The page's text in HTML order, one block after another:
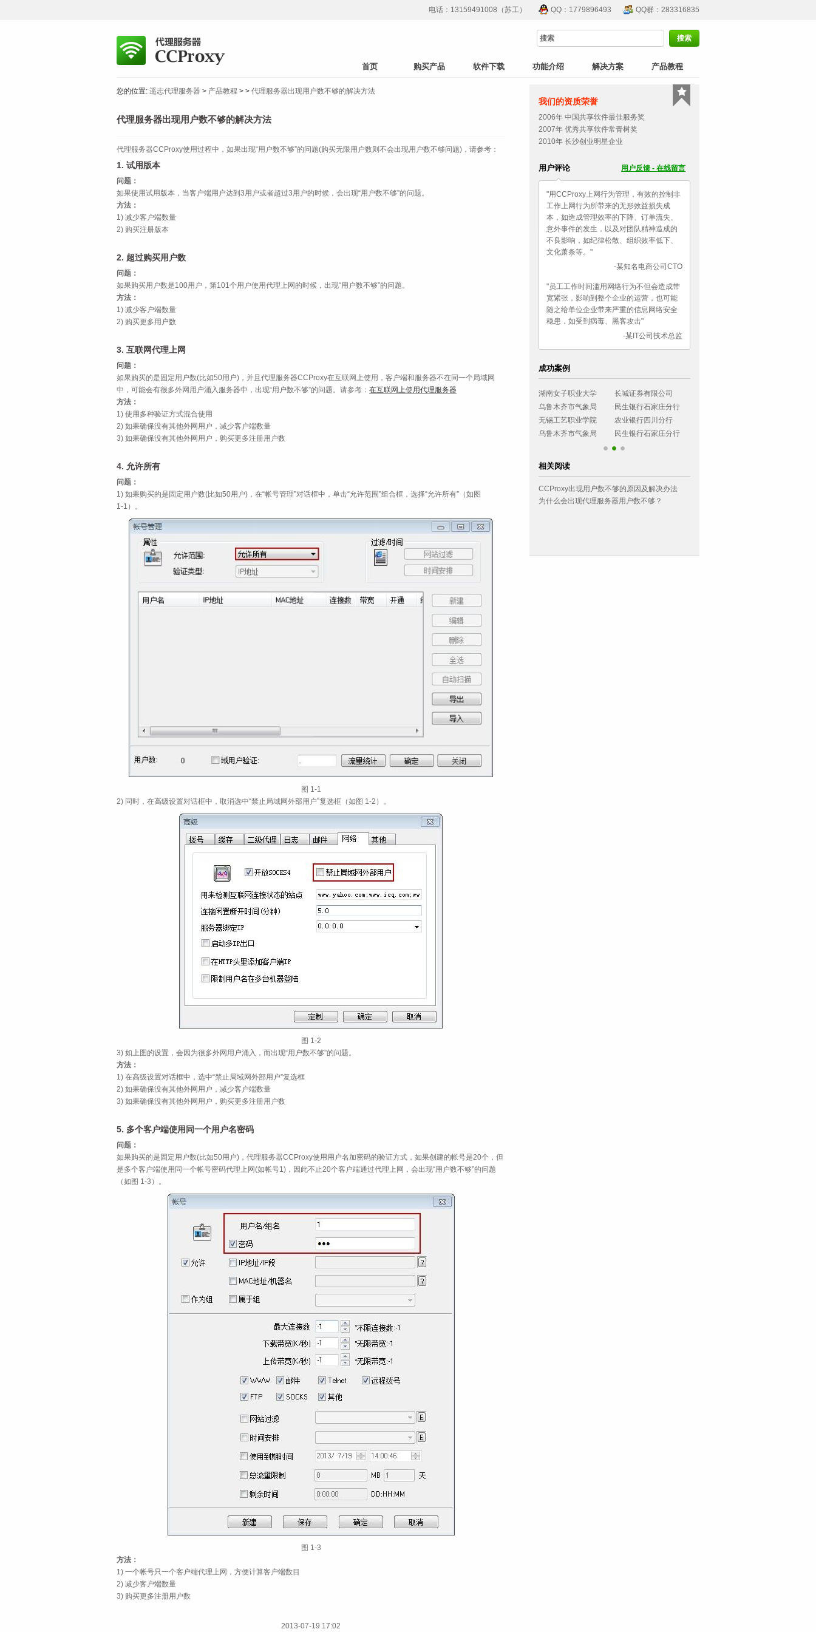
电话：13159491008（苏工） QQ：1779896493 QQ群：283316835
首页 购买产品 软件下载 功能介绍 解决方案 产品教程
您的位置: 遥志代理服务器 > 产品教程 > > 代理服务器出现用户数不够的解决方法
代理服务器出现用户数不够的解决方法
代理服务器CCProxy使用过程中，如果出现“用户数不够”的问题(购买无限用户数则不会出现用户数不够问题)，请参考：
1. 试用版本
问题：
如果使用试用版本，当客户端用户达到3用户或者超过3用户的时候，会出现“用户数不够”的问题。
方法：
1) 减少客户端数量
2) 购买注册版本
2. 超过购买用户数
问题：
如果购买用户数是100用户，第101个用户使用代理上网的时候，出现“用户数不够”的问题。
方法：
1) 减少客户端数量
2) 购买更多用户数
3. 互联网代理上网
问题：
如果购买的是固定用户数(比如50用户)，并且代理服务器CCProxy在互联网上使用，客户端和服务器不在同一个局域网
中，可能会有很多外网用户涌入服务器中，出现“用户数不够”的问题。请参考： 在互联网上使用代理服务器
方法：
1) 使用多种验证方式混合使用
2) 如果确保没有其他外网用户，减少客户端数量
3) 如果确保没有其他外网用户，购买更多注册用户数
4. 允许所有
问题：
1) 如果购买的是固定用户数(比如50用户)，在“帐号管理”对话框中，单击“允许范围”组合框，选择“允许所有”（如图
1‑1）。
图 1‑1
2) 同时，在高级设置对话框中，取消选中“禁止局域网外部用户”复选框（如图 1‑2）。
图 1‑2
3) 如上图的设置，会因为很多外网用户涌入，而出现“用户数不够”的问题。
方法：
1) 在高级设置对话框中，选中“禁止局域网外部用户”复选框
2) 如果确保没有其他外网用户，减少客户端数量
3) 如果确保没有其他外网用户，购买更多注册用户数
5. 多个客户端使用同一个用户名密码
问题：
如果购买的是固定用户数(比如50用户)，代理服务器CCProxy使用用户名加密码的验证方式，如果创建的帐号是20个，但
是多个客户端使用同一个帐号密码代理上网(如帐号1)，因此不止20个客户端通过代理上网，会出现“用户数不够”的问题
（如图 1‑3）。
图 1‑3
方法：
1) 一个帐号只一个客户端代理上网，方便计算客户端数目
2) 减少客户端数量
3) 购买更多注册用户数
2013-07-19 17:02
我们的资质荣誉
2006年 中国共享软件最佳服务奖
2007年 优秀共享软件常青树奖
2010年 长沙创业明星企业
用户评论 用户反馈 - 在线留言
"用CCProxy上网行为管理，有效的控制非
工作上网行为所带来的无形效益损失成
本，如造成管理效率的下降、订单流失、
意外事件的发生，以及对团队精神造成的
不良影响，如纪律松散、组织效率低下、
文化萧条等。"
-某知名电商公司CTO
"员工工作时间滥用网络行为不但会造成带
宽紧张，影响到整个企业的运营，也可能
随之给单位企业带来严重的信息网络安全
稳患，如受到病毒、黑客攻击"
-某IT公司技术总监
成功案例
中国妇女出版社
西南政法大学
湖南女子职业大学
长城证券有限公司
乌鲁木齐市气象局
民生银行石家庄分行
无锡工艺职业学院
农业银行四川分行
乌鲁木齐市气象局
民生银行石家庄分行
广东协和神学院
相关阅读
CCProxy出现用户数不够的原因及解决办法
为什么会出现代理服务器用户数不够？